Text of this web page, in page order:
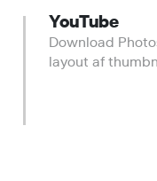
YouTube
Download
layout af